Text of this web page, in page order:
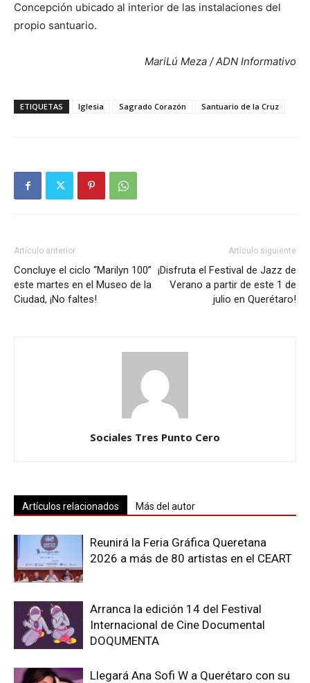
Concepción ubicado al interior de las instalaciones del
propio santuario.
MariLú Meza / ADN Informativo
ETIQUETAS Iglesia Sagrado Corazón Santuario de la Cruz
Artículo anterior
Concluye el ciclo “Marilyn 100”
este martes en el Museo de la
Ciudad, ¡No faltes!
Artículo siguiente
¡Disfruta el Festival de Jazz de
Verano a partir de este 1 de
julio en Querétaro!
Sociales Tres Punto Cero
Artículos relacionados Más del autor
Reunirá la Feria Gráfica Queretana
2026 a más de 80 artistas en el CEART
Arranca la edición 14 del Festival
Internacional de Cine Documental
DOQUMENTA
Llegará Ana Sofi W a Querétaro con su